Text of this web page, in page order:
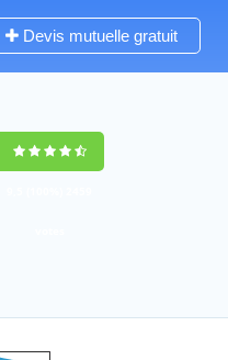
Devis mutuelle gratuit